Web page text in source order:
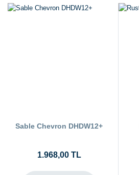
Sable Chevron DHDW12+
1.968,00 TL